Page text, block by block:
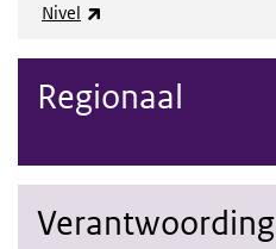
Nivel
Regionaal
Verantwoording